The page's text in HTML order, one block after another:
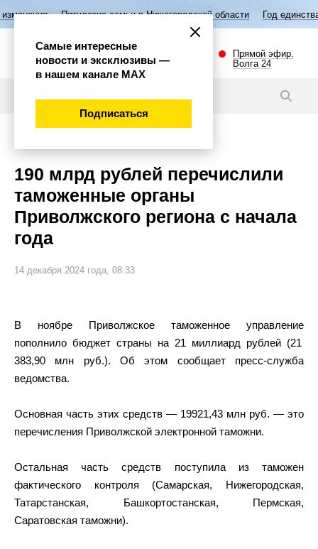
семьи в Нижегородской области Год единства народов
Прямой эфир.
Волга 24
190 млрд рублей перечислили
таможенные органы
Приволжского региона с начала
года
14 декабря 2024 года, 08:33
В ноябре Приволжское таможенное управление
пополнило бюджет страны на 21 миллиард рублей (21
383,90 млн руб.). Об этом сообщает пресс-служба
ведомства.
Основная часть этих средств — 19921,43 млн руб. — это
перечисления Приволжской электронной таможни.
Остальная часть средств поступила из таможен
фактического контроля (Самарская, Нижегородская,
Татарстанская, Башкортостанская, Пермская,
Саратовская таможни).
Самые интересные
новости и эксклюзивы —
в нашем канале МАХ
Подписаться